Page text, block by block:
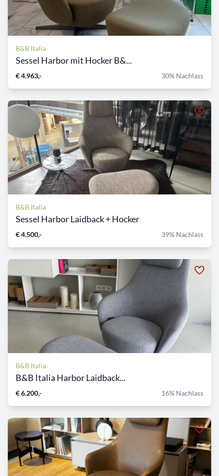
B&B Italia
Sessel Harbor mit Hocker B&...
€ 4.963,- 30% Nachlass
B&B Italia
Sessel Harbor Laidback + Hocker
€ 4.500,- 39% Nachlass
B&B Italia
B&B Italia Harbor Laidback...
€ 6.200,- 16% Nachlass